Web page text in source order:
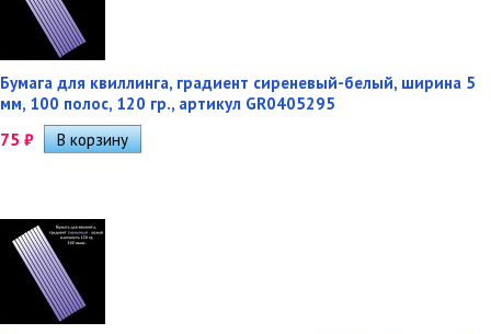
Бумага для квиллинга, градиент сиреневый-белый, ширина 5
мм, 100 полос, 120 гр., артикул GR0405295
75 ₽